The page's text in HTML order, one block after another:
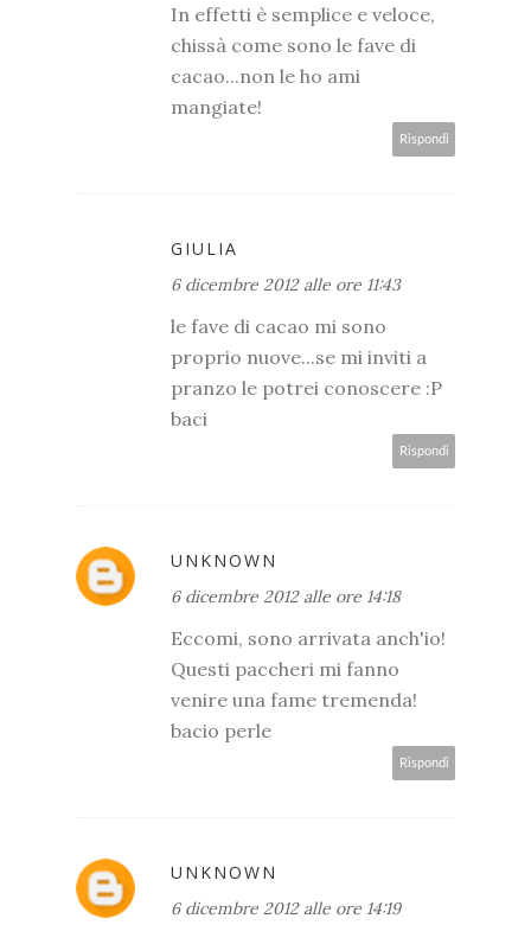
In effetti è semplice e veloce,
chissà come sono le fave di
cacao...non le ho ami
mangiate!
Rispondi
GIULIA
6 dicembre 2012 alle ore 11:43
le fave di cacao mi sono
proprio nuove...se mi inviti a
pranzo le potrei conoscere :P
baci
Rispondi
UNKNOWN
6 dicembre 2012 alle ore 14:18
Eccomi, sono arrivata anch'io!
Questi paccheri mi fanno
venire una fame tremenda!
bacio perle
Rispondi
UNKNOWN
6 dicembre 2012 alle ore 14:19